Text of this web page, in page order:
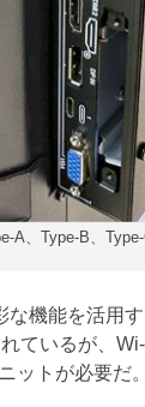
A、Type-B、
機能を活用
ているが、
ットが必要だ。